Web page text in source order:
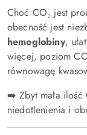
Choć CO₂ jest
obecność jest
hemoglobiny,
więcej, poziom
równowagę
➡️ Zbyt mała ilość
niedotlenienia i